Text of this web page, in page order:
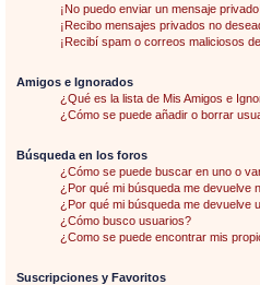
¡No puedo enviar un mensaje privado!
¡Recibo mensajes privados no
¡Recibí spam o correos maliciosos
Amigos e Ignorados
¿Qué es la lista de Mis Amigos e
¿Cómo se puede añadir o borrar
Búsqueda en los foros
¿Cómo se puede buscar en uno o
¿Por qué mi búsqueda me devuelve
¿Por qué mi búsqueda me devuelve
¿Cómo busco usuarios?
¿Como se puede encontrar mis
Suscripciones y Favoritos